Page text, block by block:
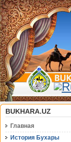
BUKHARA.UZ
Главная
История Бухары